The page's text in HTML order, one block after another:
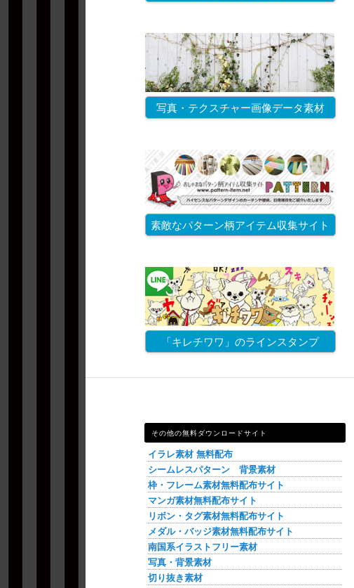
写真・テクスチャー画像データ素材
素敵なパターン柄アイテム収集サイト
「キレチワワ」のラインスタンプ
その他の無料ダウンロードサイト
イラレ素材 無料配布
シームレスパターン 背景素材
枠・フレーム素材無料配布サイト
マンガ素材無料配布サイト
リボン・タグ素材無料配布サイト
メダル・バッジ素材無料配布サイト
南国系イラストフリー素材
写真・背景素材
切り抜き素材